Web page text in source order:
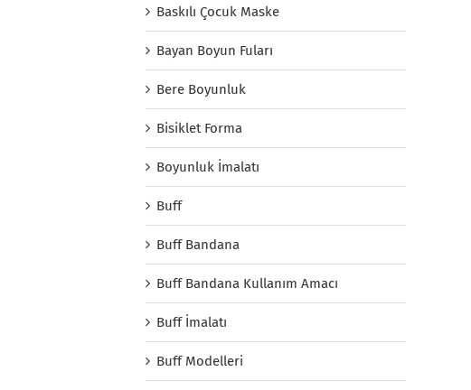
Baskılı Çocuk Maske
Bayan Boyun Fuları
Bere Boyunluk
Bisiklet Forma
Boyunluk İmalatı
Buff
Buff Bandana
Buff Bandana Kullanım Amacı
Buff İmalatı
Buff Modelleri